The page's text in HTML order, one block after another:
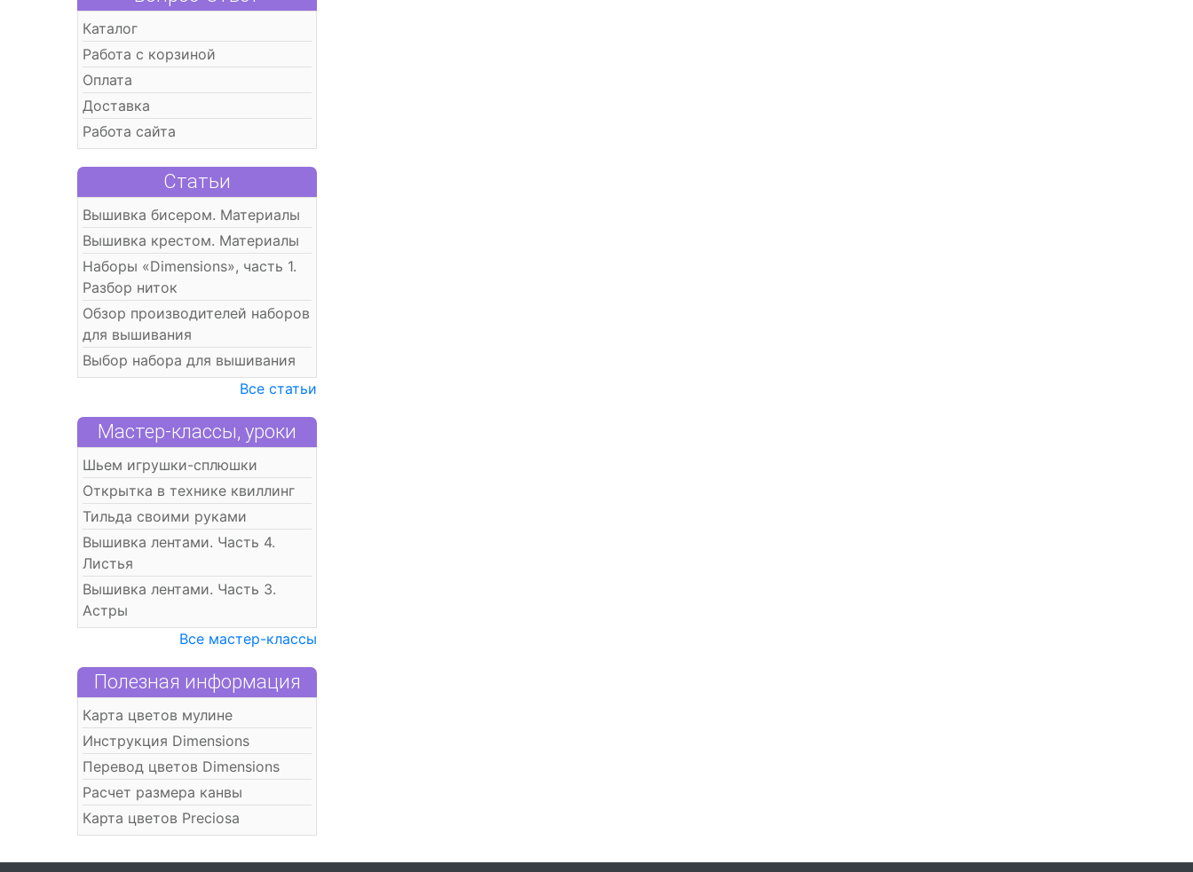
Каталог
Работа с корзиной
Оплата
Доставка
Работа сайта
Статьи
Вышивка бисером. Материалы
Вышивка крестом. Материалы
Наборы «Dimensions», часть 1.
Разбор ниток
Обзор производителей наборов
для вышивания
Выбор набора для вышивания
Все статьи
Мастер-классы, уроки
Шьем игрушки-сплюшки
Открытка в технике квиллинг
Тильда своими руками
Вышивка лентами. Часть 4.
Листья
Вышивка лентами. Часть 3.
Астры
Все мастер-классы
Полезная информация
Карта цветов мулине
Инструкция Dimensions
Перевод цветов Dimensions
Расчет размера канвы
Карта цветов Preciosa